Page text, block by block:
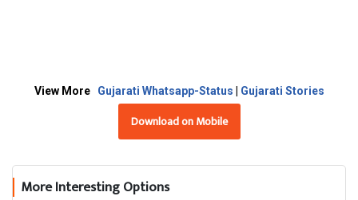
View More Gujarati Whatsapp-Status Gujarati Stories
Download on Mobile
More Interesting Options